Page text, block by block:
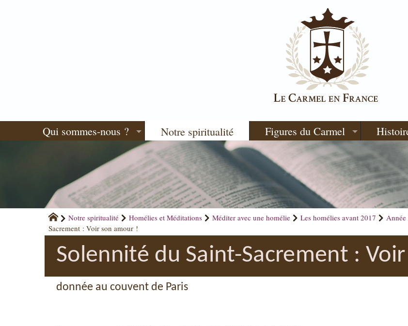
Qui sommes-nous ? Notre spiritualité Figures du Carmel
Notre spiritualité Homélies et Méditations Méditer avec une homélie Les homélies avant 2017
Sacrement : Voir son amour !
Solennité du Saint-Sacrement :
donnée au couvent de Paris